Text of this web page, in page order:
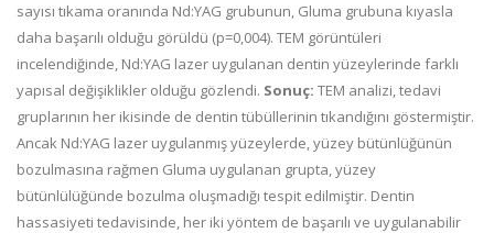
sayısı tıkama oranında Nd:YAG grubunun, Gluma grubuna kıyasla
daha başarılı olduğu görüldü (p=0,004). TEM görüntüleri
incelendiğinde, Nd:YAG lazer uygulanan dentin yüzeylerinde farklı
yapısal değişiklikler olduğu gözlendi. Sonuç: TEM analizi, tedavi
gruplarının her ikisinde de dentin tübüllerinin tıkandığını göstermiştir.
Ancak Nd:YAG lazer uygulanmış yüzeylerde, yüzey bütünlüğünün
bozulmasına rağmen Gluma uygulanan grupta, yüzey
bütünlülüğünde bozulma oluşmadığı tespit edilmiştir. Dentin
hassasiyeti tedavisinde, her iki yöntem de başarılı ve uygulanabilir